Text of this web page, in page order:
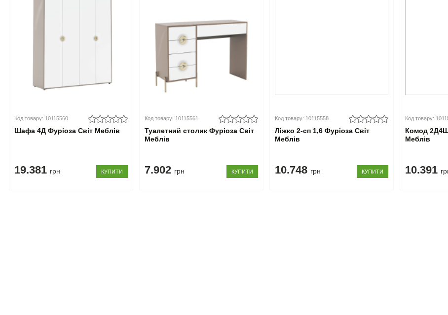
Код товару: 10115560
Шафа 4Д Фуріоза Світ Меблів
19.381 грн КУПИТИ
Код товару: 10115561
Туалетний столик Фуріоза Світ
Меблів
7.902 грн КУПИТИ
Код товару: 10115558
Ліжко 2-сп 1,6 Фуріоза Світ
Меблів
10.748 грн КУПИТИ
Код товару:
Комод 2Д4Ш
Меблів
10.391